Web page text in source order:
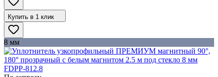
Купить в 1 клик
8 мм